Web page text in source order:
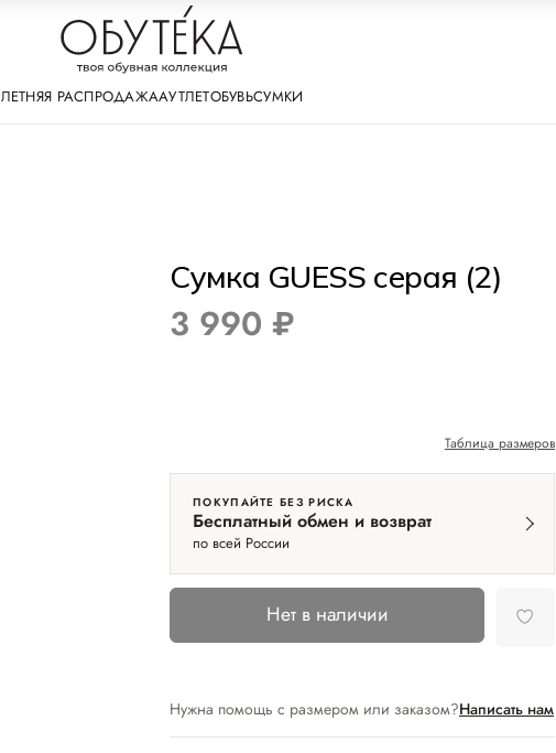
ЛЕТНЯЯ РАСПРОДАЖААУТЛЕТОБУВЬСУМКИ
Сумка GUESS серая (2)
3 990 ₽
Таблица размеров
ПОКУПАЙТЕ БЕЗ РИСКА
Бесплатный обмен и возврат
по всей России
Нет в наличии
Нужна помощь с размером или заказом?Написать нам